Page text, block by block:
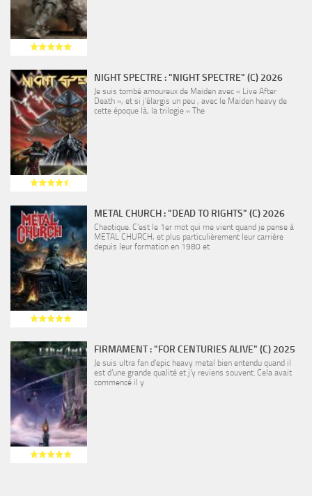
NIGHT SPECTRE : "NIGHT SPECTRE" (C) 2026
Je suis tombé amoureux de Maiden avec « Live After
Death », et si j’élargis un peu , avec le Maiden heavy de
cette époque là, la trilogie « The
METAL CHURCH : "DEAD TO RIGHTS" (C) 2026
Chaotique. C’est le 1er mot qui me vient quand je pense à
METAL CHURCH, et plus particulièrement leur carrière
depuis leur formation en 1980 et
FIRMAMENT : "FOR CENTURIES ALIVE" (C) 2025
Je suis ultra fan d’epic heavy metal bien entendu quand il
est d’une grande qualité et j’y reviens souvent. Cela avait
commencé il y